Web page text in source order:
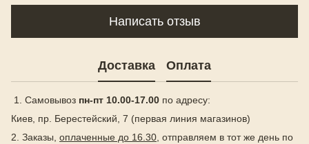
Написать отзыв
Доставка Оплата
1. Самовывоз пн-пт 10.00-17.00 по адресу:
Киев, пр. Берестейский, 7 (первая линия магазинов)
2. Заказы, оплаченные до 16.30, отправляем в тот же день по